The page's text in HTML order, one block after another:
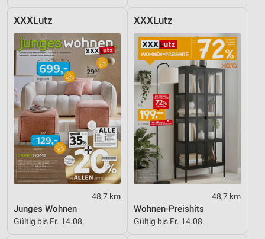
XXXLutz
48,7 km
Junges Wohnen
Gültig bis Fr. 14.08.
XXXLutz
48,7 km
Wohnen-Preishits
Gültig bis Fr. 14.08.